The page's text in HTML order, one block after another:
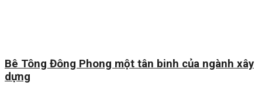
Bê Tông Đông Phong một tân binh của ngành xây
dựng